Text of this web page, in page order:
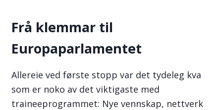
Frå klemmar til
Europaparlamentet
Allereie ved første stopp var det tydeleg kva
som er noko av det viktigaste med
traineeprogrammet: Nye vennskap, nettverk